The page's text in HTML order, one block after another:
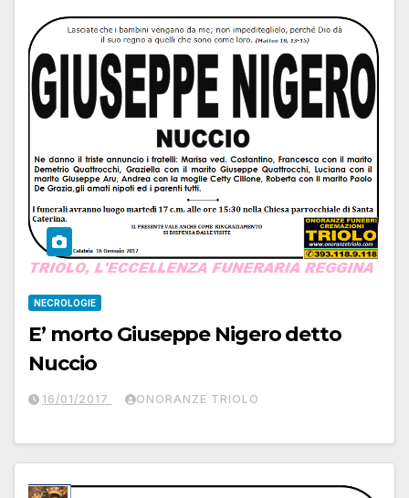
NECROLOGIE
E’ morto Giuseppe Nigero detto
Nuccio
16/01/2017 ONORANZE TRIOLO